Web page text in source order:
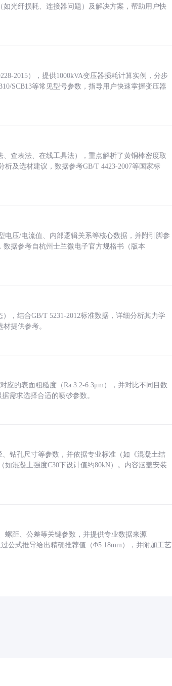
光纤损耗、连接器问题）及解决方案，帮助用户快
2015），提供1000kVA变压器损耗计算实例，分步
SCB13等常见型号参数，指导用户快速掌握变压器
查表法、在线工具法），重点解析了黄铜棒密度取
析及选材建议，数据参考GB/T 4423-2007等国家标
电压/电流值、内部逻辑关系等核心数据，并附引脚参
据参考自杭州士兰微电子官方规格书（版本
，结合GB/T 5231-2012标准数据，详细分析其力学
提供参考。
应的表面粗糙度（Ra 3.2-6.3μm），并对比不同目数
需求选择合适的喷砂参数。
钻孔尺寸等参数，并依据专业标准（如《混凝土结
如混凝土强度C30下设计值约80kN）。内容涵盖安装
螺距、公差等关键参数，并提供专业数据来源
公式推导给出精确推荐值（Φ5.18mm），并附加工艺